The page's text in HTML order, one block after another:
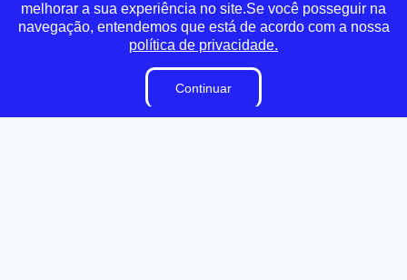
Terceirizados
Plano Estratégico Institucional
Relatório de Gestão Municipal
Verbas Indenizatórias
melhorar a sua experiência no site.Se você posseguir na
navegação, entendemos que está de acordo com a nossa
política de privacidade.
Continuar